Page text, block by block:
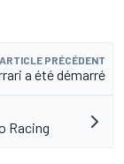
ARTICLE PRÉCÉDENT
a été démarré
Racing